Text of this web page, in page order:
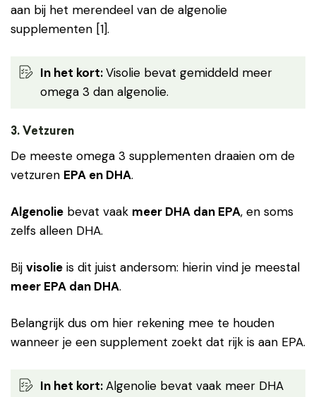
aan bij het merendeel van de algenolie
supplementen [1].
In het kort:Visolie bevat gemiddeld meer
omega 3 dan algenolie.
3. Vetzuren
De meeste omega 3 supplementen draaien om de
vetzuren EPA en DHA.
Algenolie bevat vaak meer DHA dan EPA, en soms
zelfs alleen DHA.
Bij visolie is dit juist andersom: hierin vind je meestal
meer EPA dan DHA.
Belangrijk dus om hier rekening mee te houden
wanneer je een supplement zoekt dat rijk is aan EPA.
In het kort:Algenolie bevat vaak meer DHA